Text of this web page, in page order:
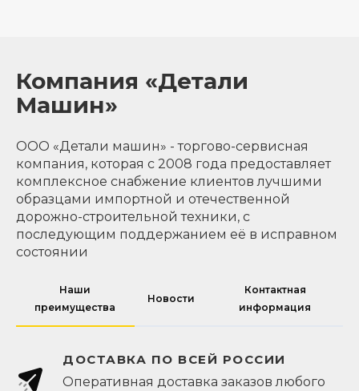
Компания «Детали
Машин»
ООО «Детали машин» - торгово-сервисная
компания, которая с 2008 года предоставляет
комплексное снабжение клиентов лучшими
образцами импортной и отечественной
дорожно-строительной техники, с
последующим поддержанием её в исправном
состоянии
Наши
преимущества
Новости
Контактная
информация
ДОСТАВКА ПО ВСЕЙ РОССИИ
Оперативная доставка заказов любого